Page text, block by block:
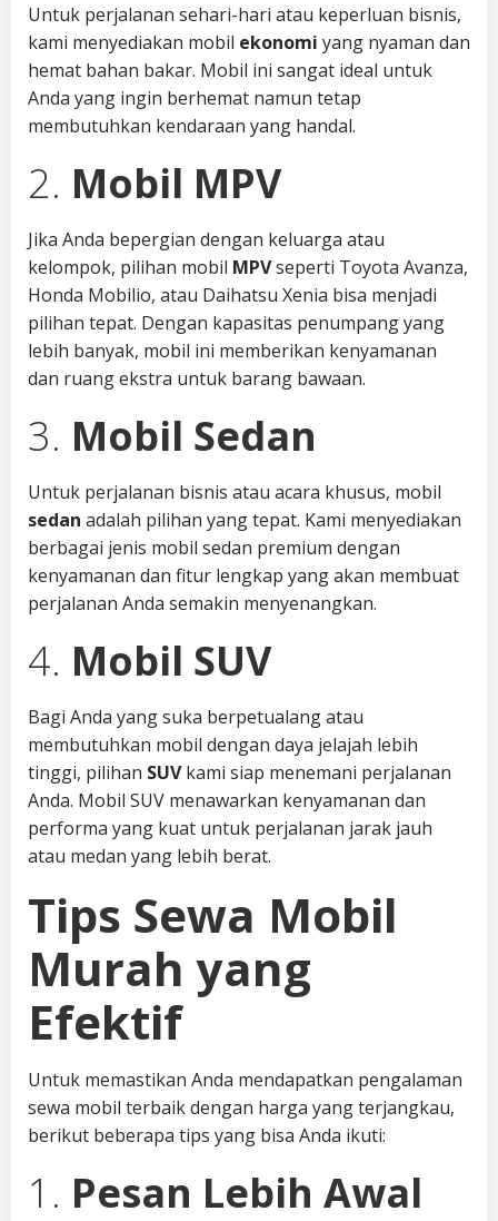
Untuk perjalanan sehari-hari atau keperluan bisnis,
kami menyediakan mobil ekonomi yang nyaman dan
hemat bahan bakar. Mobil ini sangat ideal untuk
Anda yang ingin berhemat namun tetap
membutuhkan kendaraan yang handal.
2. Mobil MPV
Jika Anda bepergian dengan keluarga atau
kelompok, pilihan mobil MPVseperti Toyota Avanza,
Honda Mobilio, atau Daihatsu Xenia bisa menjadi
pilihan tepat. Dengan kapasitas penumpang yang
lebih banyak, mobil ini memberikan kenyamanan
dan ruang ekstra untuk barang bawaan.
3. Mobil Sedan
Untuk perjalanan bisnis atau acara khusus, mobil
sedan adalah pilihan yang tepat. Kami menyediakan
berbagai jenis mobil sedan premium dengan
kenyamanan dan fitur lengkap yang akan membuat
perjalanan Anda semakin menyenangkan.
4. Mobil SUV
Bagi Anda yang suka berpetualang atau
membutuhkan mobil dengan daya jelajah lebih
tinggi, pilihan SUVkami siap menemani perjalanan
Anda. Mobil SUV menawarkan kenyamanan dan
performa yang kuat untuk perjalanan jarak jauh
atau medan yang lebih berat.
Tips Sewa Mobil
Murah yang
Efektif
Untuk memastikan Anda mendapatkan pengalaman
sewa mobil terbaik dengan harga yang terjangkau,
berikut beberapa tips yang bisa Anda ikuti:
1. Pesan Lebih Awal